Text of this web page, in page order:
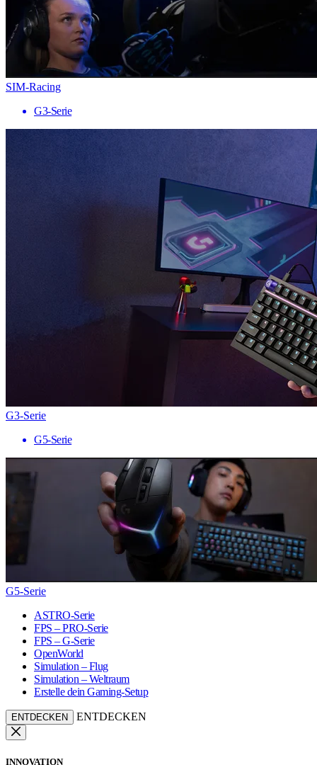
SIM-Racing
G3-Serie
G3-Serie
G5-Serie
G5-Serie
ASTRO-Serie
FPS – PRO-Serie
FPS – G-Serie
OpenWorld
Simulation – Flug
Simulation – Weltraum
Erstelle dein Gaming-Setup
ENTDECKEN ENTDECKEN
INNOVATION